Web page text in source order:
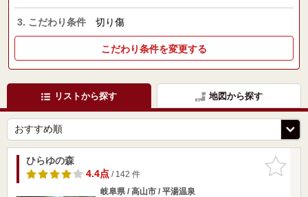
3. こだわり条件 切り傷
こだわり条件を変更する
リストから探す 地図から探す
お気に入
りに追加
ひらゆの森
4.4点/ 142 件
岐阜県 / 高山市 / 平湯温泉